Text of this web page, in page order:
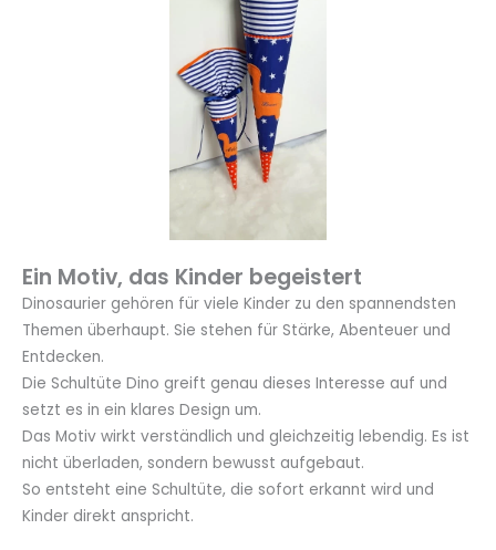
Ein Motiv, das Kinder begeistert
Dinosaurier gehören für viele Kinder zu den spannendsten
Themen überhaupt. Sie stehen für Stärke, Abenteuer und
Entdecken.
Die Schultüte Dino greift genau dieses Interesse auf und
setzt es in ein klares Design um.
Das Motiv wirkt verständlich und gleichzeitig lebendig. Es ist
nicht überladen, sondern bewusst aufgebaut.
So entsteht eine Schultüte, die sofort erkannt wird und
Kinder direkt anspricht.